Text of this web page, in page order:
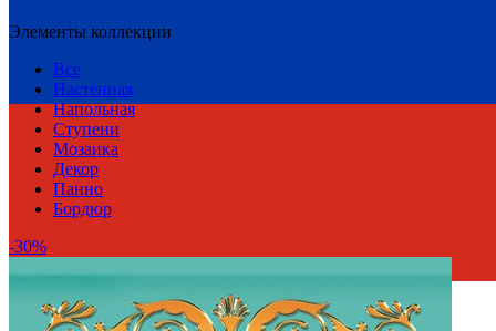
Россия
ПроизводительНефрит-Керамика
Элементы коллекции
Все
Настенная
Напольная
Ступени
Мозаика
Декор
Панно
Бордюр
-30%